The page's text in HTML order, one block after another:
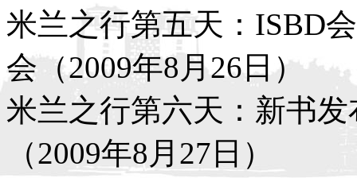
米兰之行第五天：ISBD
会（2009年8月26日）
米兰之行第六天：新书
（2009年8月27日）